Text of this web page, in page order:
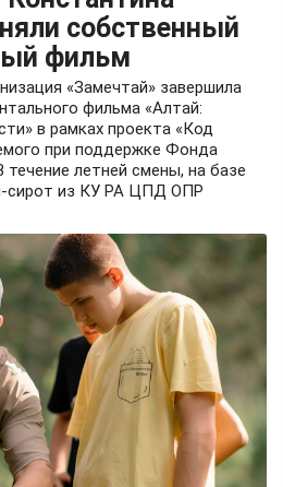
собственный
фильм
«Замечтай» завершила
фильма «Алтай:
в рамках проекта «Код
при поддержке Фонда
течение летней смены, на базе
сирот из КУ РА ЦПД ОПР